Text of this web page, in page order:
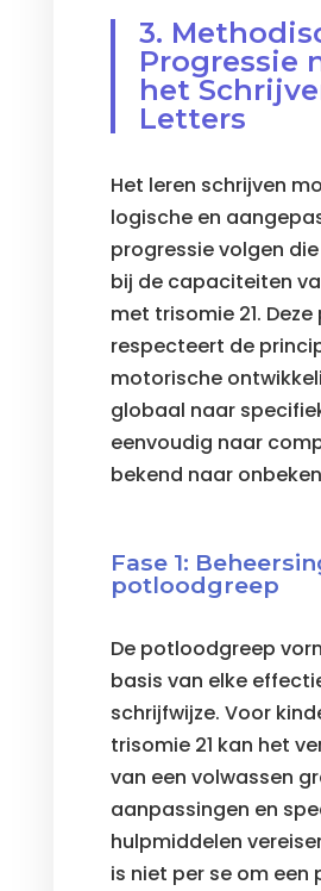
3.
Progressie
het
Letters
Het leren schrijven
logische en
progressie volgen
bij de capaciteiten
met trisomie 21.
respecteert de
motorische
globaal naar
eenvoudig naar
bekend naar
Fase 1:
potloodgreep
De potloodgreep
basis van elke
schrijfwijze. Voor
trisomie 21 kan het
van een volwassen
aanpassingen en
hulpmiddelen
is niet per se om een